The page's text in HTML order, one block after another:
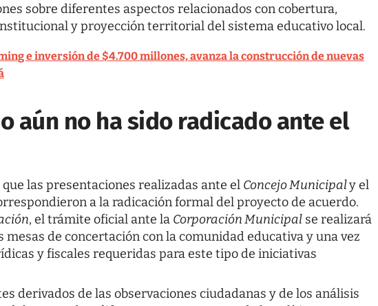
sobre diferentes aspectos relacionados con cobertura,
y proyección territorial del sistema educativo local.
e inversión de $4.700 millones, avanza la construcción de nuevas
aún no ha sido radicado ante el
que las presentaciones realizadas ante el Concejo Municipaly el
a la radicación formal del proyecto de acuerdo.
, el trámite oficial ante la Corporación Municipal se realizará
de concertación con la comunidad educativa y una vez
y fiscales requeridas para este tipo de iniciativas
derivados de las observaciones ciudadanas y de los análisis